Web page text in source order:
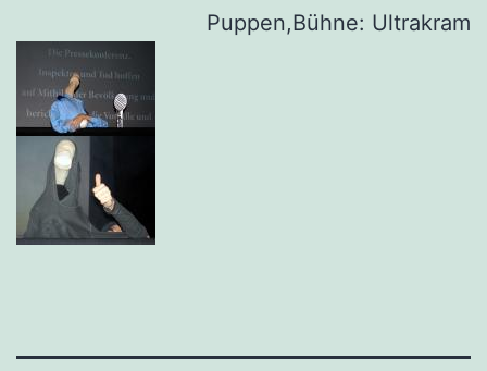
Puppen,Bühne: Ultrakram